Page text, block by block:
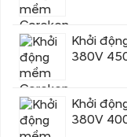
Khởi
380V
Khởi
380V